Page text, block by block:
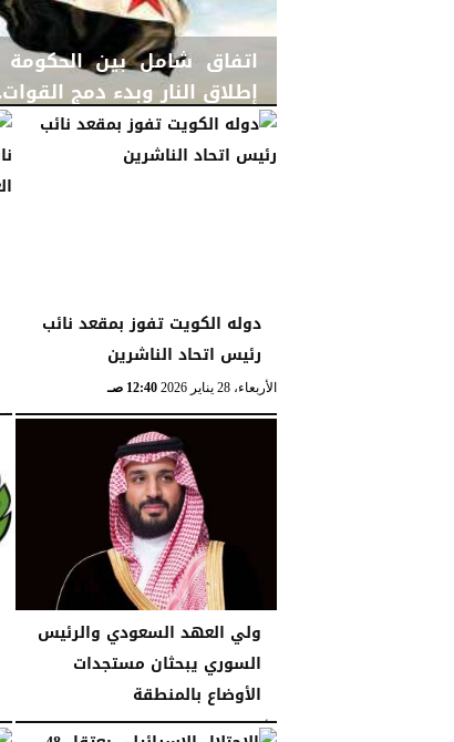
اتفاق شامل بين
إطلاق النار وبدء دمج
دوله الكويت تفوز بمقعد نائب
رئيس اتحاد الناشرين
الأربعاء، 28 يناير 2026 12:40 صـ
ولي العهد السعودي والرئيس
السوري يبحثان مستجدات
الأوضاع بالمنطقة
الأحد، 18 يناير 2026 11:43 مـ